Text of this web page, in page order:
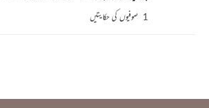
1 صوفیوں کی حکایتیں